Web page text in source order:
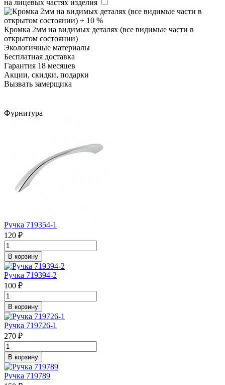
на лицевых частях изделия
Кромка 2мм на видимых деталях (все видимые части в
открытом состоянии)
Экологичные материалы
Бесплатная доставка
Гарантия 18 месяцев
Акции, скидки, подарки
Вызвать замерщика
Фурнитура
Ручка 719354-1
120 ₽
В корзину
Ручка 719394-2
100 ₽
В корзину
Ручка 719726-1
270 ₽
В корзину
Ручка 719789